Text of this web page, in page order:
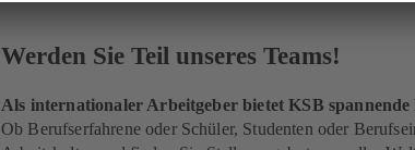
Werden Sie Teil unseres Teams!
Als internationaler Arbeitgeber bietet KSB
Ob Berufserfahrene oder Schüler, Studenten oder